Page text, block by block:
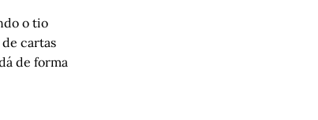
o tio
cartas
de forma